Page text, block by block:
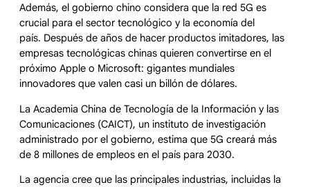
Además, el gobierno chino considera que la red 5G es
crucial para el sector tecnológico y la economía del
país. Después de años de hacer productos imitadores, las
empresas tecnológicas chinas quieren convertirse en el
próximo Apple o Microsoft: gigantes mundiales
innovadores que valen casi un billón de dólares.
La Academia China de Tecnología de la Información y las
Comunicaciones (CAICT), un instituto de investigación
administrado por el gobierno, estima que 5G creará más
de 8 millones de empleos en el país para 2030.
La agencia cree que las principales industrias, incluidas la